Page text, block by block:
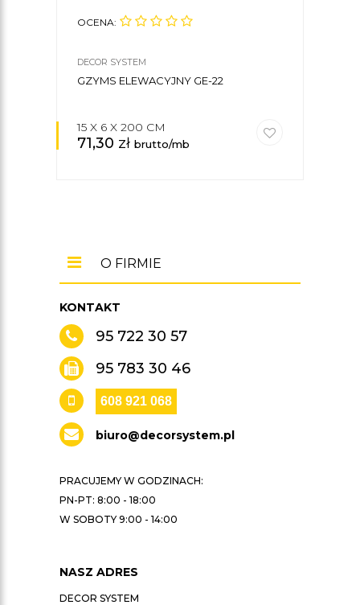
OCENA:
DECOR SYSTEM
GZYMS ELEWACYJNY GE-22
15 X 6 X 200 CM
71,30 zł brutto/mb
KONTAKT
95 722 30 57
95 783 30 46
608 921 068
biuro@decorsystem.pl
PRACUJEMY W GODZINACH:
PN-PT: 8:00 - 18:00
W SOBOTY 9:00 - 14:00
NASZ ADRES
DECOR SYSTEM
O FIRMIE